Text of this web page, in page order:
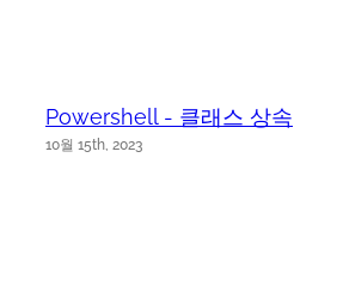
Powershell - 클래스 상속
10월 15th, 2023